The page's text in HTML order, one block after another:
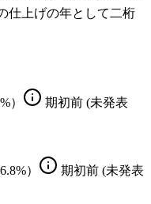
仕上げの年として二桁
） 期初前 (未発表
） 期初前 (未発表